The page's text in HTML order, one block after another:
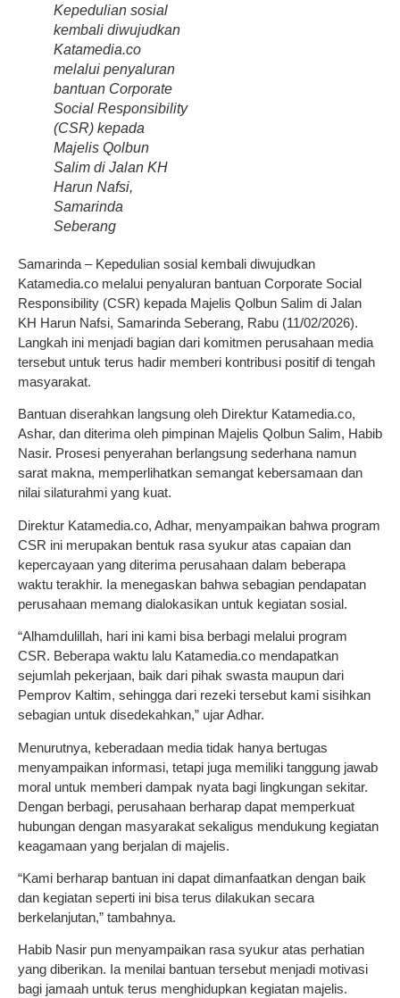
Kepedulian sosial
kembali diwujudkan
Katamedia.co
melalui penyaluran
bantuan Corporate
Social Responsibility
(CSR) kepada
Majelis Qolbun
Salim di Jalan KH
Harun Nafsi,
Samarinda
Seberang
Samarinda – Kepedulian sosial kembali diwujudkan
Katamedia.co melalui penyaluran bantuan Corporate Social
Responsibility (CSR) kepada Majelis Qolbun Salim di Jalan
KH Harun Nafsi, Samarinda Seberang, Rabu (11/02/2026).
Langkah ini menjadi bagian dari komitmen perusahaan media
tersebut untuk terus hadir memberi kontribusi positif di tengah
masyarakat.
Bantuan diserahkan langsung oleh Direktur Katamedia.co,
Ashar, dan diterima oleh pimpinan Majelis Qolbun Salim, Habib
Nasir. Prosesi penyerahan berlangsung sederhana namun
sarat makna, memperlihatkan semangat kebersamaan dan
nilai silaturahmi yang kuat.
Direktur Katamedia.co, Adhar, menyampaikan bahwa program
CSR ini merupakan bentuk rasa syukur atas capaian dan
kepercayaan yang diterima perusahaan dalam beberapa
waktu terakhir. Ia menegaskan bahwa sebagian pendapatan
perusahaan memang dialokasikan untuk kegiatan sosial.
“Alhamdulillah, hari ini kami bisa berbagi melalui program
CSR. Beberapa waktu lalu Katamedia.co mendapatkan
sejumlah pekerjaan, baik dari pihak swasta maupun dari
Pemprov Kaltim, sehingga dari rezeki tersebut kami sisihkan
sebagian untuk disedekahkan,” ujar Adhar.
Menurutnya, keberadaan media tidak hanya bertugas
menyampaikan informasi, tetapi juga memiliki tanggung jawab
moral untuk memberi dampak nyata bagi lingkungan sekitar.
Dengan berbagi, perusahaan berharap dapat memperkuat
hubungan dengan masyarakat sekaligus mendukung kegiatan
keagamaan yang berjalan di majelis.
“Kami berharap bantuan ini dapat dimanfaatkan dengan baik
dan kegiatan seperti ini bisa terus dilakukan secara
berkelanjutan,” tambahnya.
Habib Nasir pun menyampaikan rasa syukur atas perhatian
yang diberikan. Ia menilai bantuan tersebut menjadi motivasi
bagi jamaah untuk terus menghidupkan kegiatan majelis.